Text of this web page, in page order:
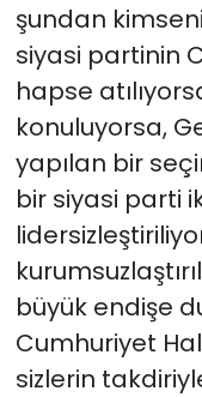
şundan
siyasi partinin
hapse
konuluyorsa,
yapılan bir
bir siyasi parti
büyük endişe
Cumhuriyet
sizlerin